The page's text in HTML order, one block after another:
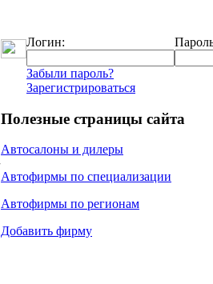
Логин:
Забыли пароль?
Зарегистрироваться
Полезные страницы сайта
Автосалоны и дилеры
Автофирмы по специализации
Автофирмы по регионам
Добавить фирму